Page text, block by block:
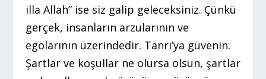
illa Allah” ise siz galip geleceksiniz. Çünkü
gerçek, insanların arzularının ve
egolarının üzerindedir. Tanrı’ya güvenin.
Şartlar ve koşullar ne olursa olsun, şartlar